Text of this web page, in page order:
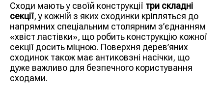
Сходи мають у своїй конструкції три складні
секції, у кожній з яких сходинки кріпляться до
напрямних спеціальним столярним з’єднанням
«хвіст ластівки», що робить конструкцію кожної
секції досить міцною. Поверхня дерев’яних
сходинок також має антиковзні насічки, що
дуже важливо для безпечного користування
сходами.